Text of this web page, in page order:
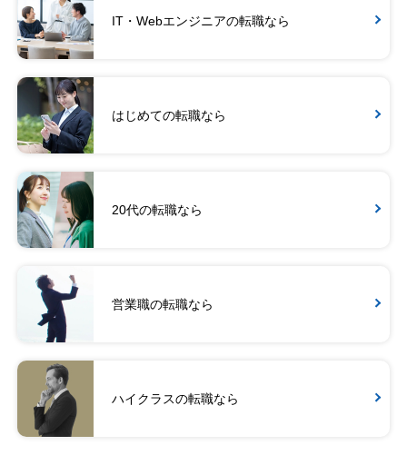
IT・Webエンジニアの転職なら
はじめての転職なら
20代の転職なら
営業職の転職なら
ハイクラスの転職なら